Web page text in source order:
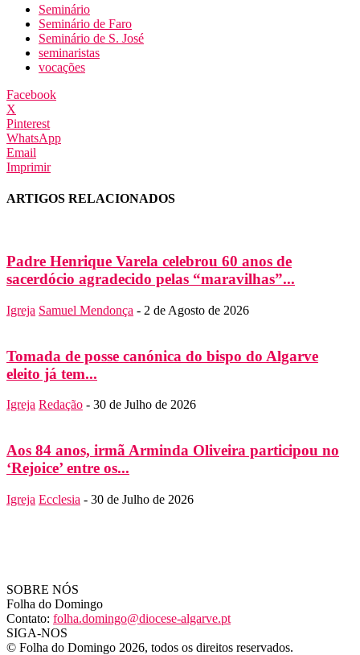
Seminário
Seminário de Faro
Seminário de S. José
seminaristas
vocações
Facebook
X
Pinterest
WhatsApp
Email
Imprimir
ARTIGOS RELACIONADOS
Padre Henrique Varela celebrou 60 anos de
sacerdócio agradecido pelas “maravilhas”...
Igreja Samuel Mendonça - 2 de Agosto de 2026
Tomada de posse canónica do bispo do Algarve
eleito já tem...
Igreja Redação - 30 de Julho de 2026
Aos 84 anos, irmã Arminda Oliveira participou no
‘Rejoice’ entre os...
Igreja Ecclesia - 30 de Julho de 2026
SOBRE NÓS
Folha do Domingo
Contato: folha.domingo@diocese-algarve.pt
SIGA-NOS
© Folha do Domingo 2026, todos os direitos reservados.